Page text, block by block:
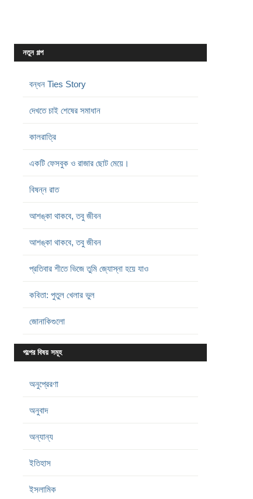
নতুন গল্প
বন্ধন Ties Story
দেখতে চাই শেষের সমাধান
কালরাত্রি
একটি ফেসবুক ও রাজার ছোট মেয়ে।
বিষন্ন রাত
আশঙ্কা থাকবে, তবু জীবন
আশঙ্কা থাকবে, তবু জীবন
প্রতিবার শীতে ভিজে তুমি জ্যোস্না হয়ে যাও
কবিতা: পুতুল খেলার ভুল
জোনাকিগুলো
গল্পের বিষয় সমূহ
অনুপ্রেরণা
অনুবাদ
অন্যান্য
ইতিহাস
ইসলামিক